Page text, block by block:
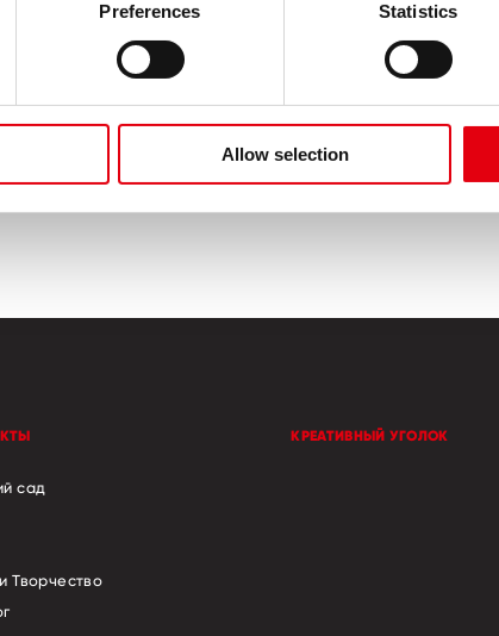
Preferences Statistics
Allow selection
сад
Творчество
КРЕАТИВНЫЙ УГОЛОК